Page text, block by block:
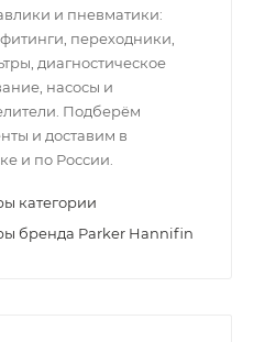
и пневматики:
переходники,
диагностическое
насосы и
Подберём
и доставим в
и по России.
категории
бренда Parker Hannifin